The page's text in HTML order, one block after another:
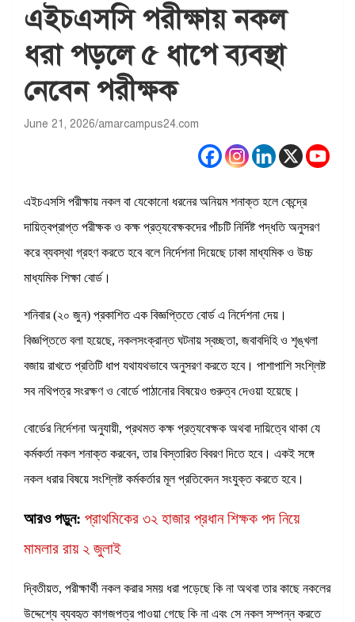
এইচএসসি পরীক্ষায় নকল
ধরা পড়লে ৫ ধাপে ব্যবস্থা
নেবেন পরীক্ষক
June 21, 2026 amarcampus24.com
এইচএসসি পরীক্ষায় নকল বা যেকোনো ধরনের অনিয়ম শনাক্ত হলে কেন্দ্রে
দায়িত্বপ্রাপ্ত পরীক্ষক ও কক্ষ প্রত্যবেক্ষকদের পাঁচটি নির্দিষ্ট পদ্ধতি অনুসরণ
করে ব্যবস্থা গ্রহণ করতে হবে বলে নির্দেশনা দিয়েছে ঢাকা মাধ্যমিক ও উচ্চ
মাধ্যমিক শিক্ষা বোর্ড।
শনিবার (২০ জুন) প্রকাশিত এক বিজ্ঞপ্তিতে বোর্ড এ নির্দেশনা দেয়।
বিজ্ঞপ্তিতে বলা হয়েছে, নকলসংক্রান্ত ঘটনায় স্বচ্ছতা, জবাবদিহি ও শৃঙ্খলা
বজায় রাখতে প্রতিটি ধাপ যথাযথভাবে অনুসরণ করতে হবে। পাশাপাশি সংশ্লিষ্ট
সব নথিপত্র সংরক্ষণ ও বোর্ডে পাঠানোর বিষয়েও গুরুত্ব দেওয়া হয়েছে।
বোর্ডের নির্দেশনা অনুযায়ী, প্রথমত কক্ষ প্রত্যবেক্ষক অথবা দায়িত্বে থাকা যে
কর্মকর্তা নকল শনাক্ত করবেন, তার বিস্তারিত বিবরণ দিতে হবে। একই সঙ্গে
নকল ধরার বিষয়ে সংশ্লিষ্ট কর্মকর্তার মূল প্রতিবেদন সংযুক্ত করতে হবে।
আরও পড়ুন: প্রাথমিকের ৩২ হাজার প্রধান শিক্ষক পদ নিয়ে
মামলার রায় ২ জুলাই
দ্বিতীয়ত, পরীক্ষার্থী নকল করার সময় ধরা পড়েছে কি না অথবা তার কাছে নকলের
উদ্দেশ্যে ব্যবহৃত কাগজপত্র পাওয়া গেছে কি না এবং সে নকল সম্পন্ন করতে